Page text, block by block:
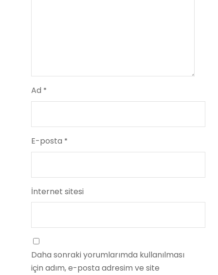
Ad *
E-posta *
İnternet sitesi
Daha sonraki yorumlarımda kullanılması
için adım, e-posta adresim ve site